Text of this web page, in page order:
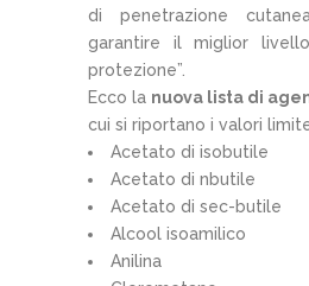
di penetrazione
garantire il miglior
protezione”.
Ecco la nuova lista di
cui si riportano i valori
Acetato di isobutile
Acetato di nbutile
Acetato di sec-butile
Alcool isoamilico
Anilina